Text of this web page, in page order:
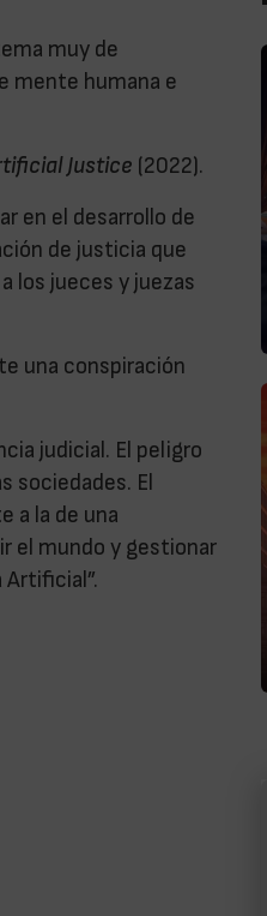
muy de
mente humana e
Justice (2022).
en el desarrollo de
de justicia que
los jueces y juezas
una conspiración
judicial. El peligro
sociedades. El
a la de una
el mundo y gestionar